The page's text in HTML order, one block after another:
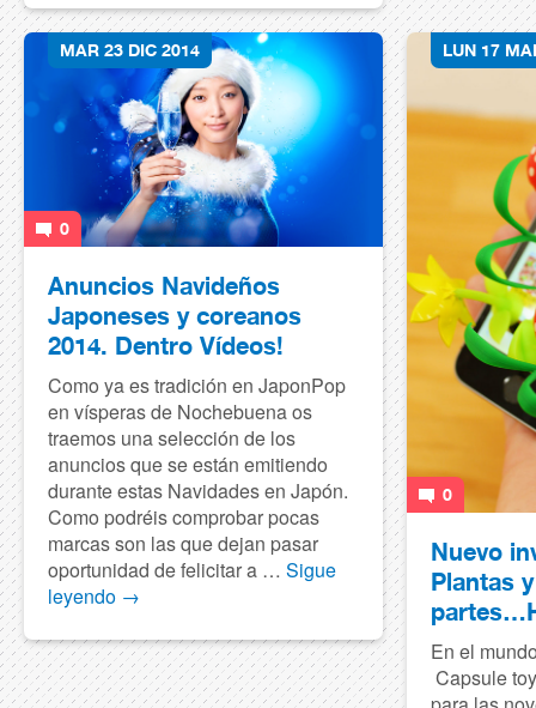
MAR 23 DIC 2014
0
Anuncios Navideños
Japoneses y coreanos
2014. Dentro Vídeos!
Como ya es tradición en JaponPop
en vísperas de Nochebuena os
traemos una selección de los
anuncios que se están emitiendo
durante estas Navidades en Japón.
Como podréis comprobar pocas
marcas son las que dejan pasar
oportunidad de felicitar a … Sigue
leyendo →
LUN 17
0
Nuevo
Plantas
En el
Capsule